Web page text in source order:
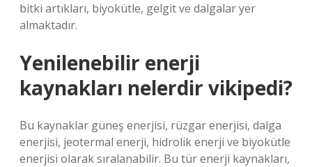
bitki artıkları, biyokütle, gelgit ve dalgalar yer
almaktadır.
Yenilenebilir enerji
kaynakları nelerdir vikipedi?
Bu kaynaklar güneş enerjisi, rüzgar enerjisi, dalga
enerjisi, jeotermal enerji, hidrolik enerji ve biyokütle
enerjisi olarak sıralanabilir. Bu tür enerji kaynakları,